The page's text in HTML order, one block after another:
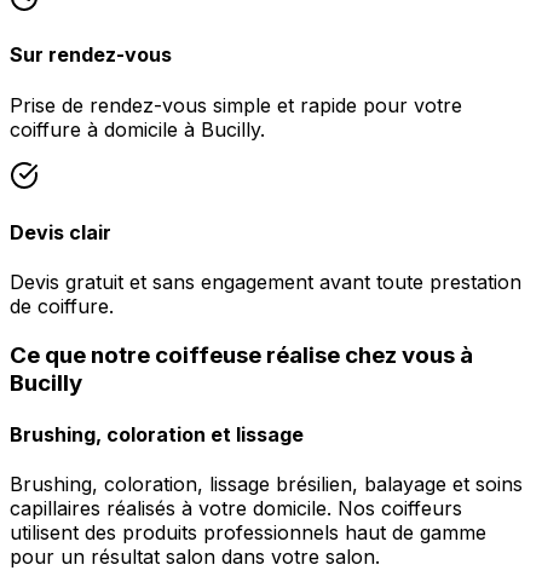
Sur rendez-vous
Prise de rendez-vous simple et rapide pour votre
coiffure à domicile à Bucilly.
Devis clair
Devis gratuit et sans engagement avant toute prestation
de coiffure.
Ce que notre coiffeuse réalise chez vous à
Bucilly
Brushing, coloration et lissage
Brushing, coloration, lissage brésilien, balayage et soins
capillaires réalisés à votre domicile. Nos coiffeurs
utilisent des produits professionnels haut de gamme
pour un résultat salon dans votre salon.